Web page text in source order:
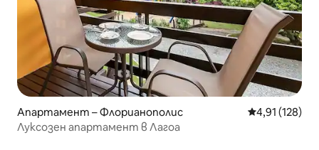
Апартамент – Флорианополис Средна
4,91 (128)
Луксозен апартамент в Лагоа